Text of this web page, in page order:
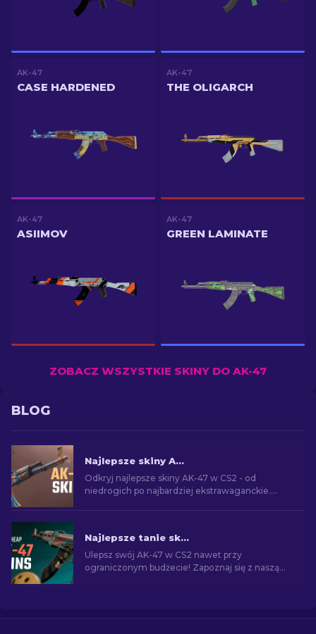
AK-47
CASE HARDENED
AK-47
THE OLIGARCH
AK-47
ASIIMOV
AK-47
GREEN LAMINATE
ZOBACZ WSZYSTKIE SKINY DO AK-47
BLOG
Najlepsze skiny AK-47 w CS2: Od tanich do drogich
Odkryj najlepsze skiny AK-47 w CS2 - od
niedrogich po najbardziej ekstrawaganckie.
Najlepsze tanie skiny AK-47 w CS2 poniżej 10 USD
Ulepsz swój AK-47 w CS2 nawet przy
ograniczonym budżecie! Zapoznaj się z naszą